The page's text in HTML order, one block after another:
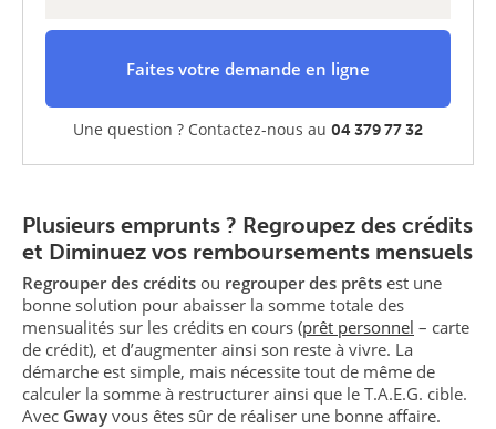
Faites votre demande en ligne
Une question ? Contactez-nous au 04 379 77 32
Plusieurs emprunts ? Regroupez des crédits
et Diminuez vos remboursements mensuels
Regrouper des crédits ou regrouper des prêts est une
bonne solution pour abaisser la somme totale des
mensualités sur les crédits en cours (prêt personnel – carte
de crédit), et d’augmenter ainsi son reste à vivre. La
démarche est simple, mais nécessite tout de même de
calculer la somme à restructurer ainsi que le T.A.E.G. cible.
Avec Gway vous êtes sûr de réaliser une bonne affaire.